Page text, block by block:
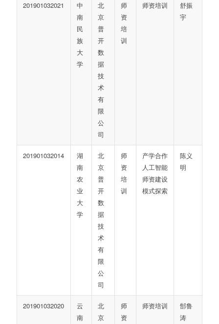
201901032021
中
南
民
族
大
学
北
京
普
开
数
据
技
术
有
限
公
司
师
资
培
训
师资培训
舒振
宇
201901032014
湖
南
农
业
大
学
北
京
普
开
数
据
技
术
有
限
公
司
师
资
培
训
产学合作
人工智能
师资建设
模式探索
陈义
明
201901032020
云
南
北
京
师
资
师资培训
郜鲁
涛